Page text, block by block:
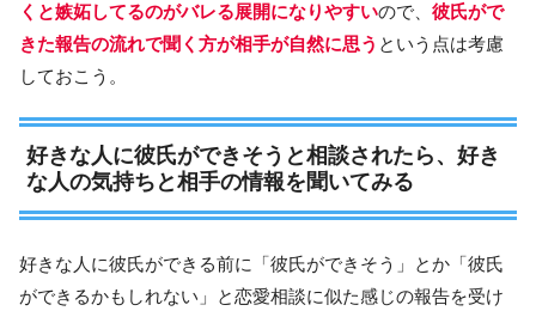
くと嫉妬してるのがバレる展開になりやすいので、 彼氏がで
きた報告の流れで聞く方が相手が自然に思う という点は考慮
しておこう。
好きな人に彼氏ができそうと相談されたら、好き
な人の気持ちと相手の情報を聞いてみる
好きな人に彼氏ができる前に「彼氏ができそう」とか「彼氏
ができるかもしれない」と恋愛相談に似た感じの報告を受け